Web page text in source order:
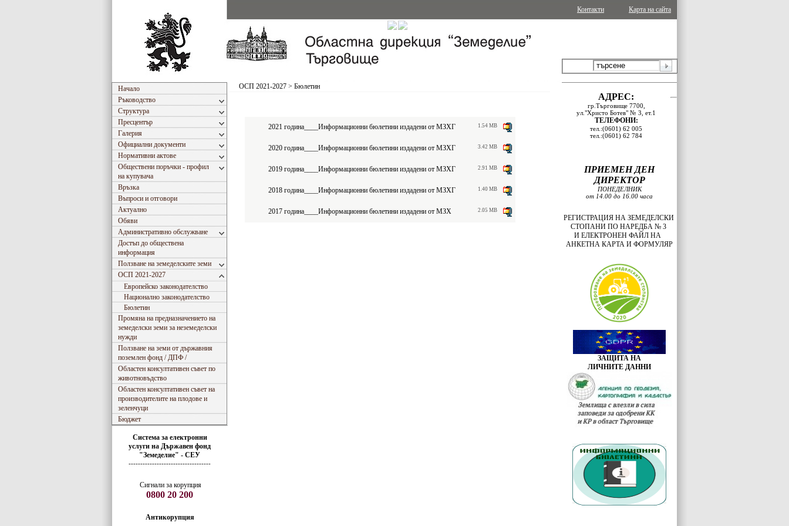
Карта на сайта
Контакти
Начало
Ръководство
Структура
Пресцентър
Галерия
Официални документи
Нормативни актове
Обществени поръчки - профил
на купувача
Връзка
Въпроси и отговори
Актуално
Обяви
Административно обслужване
Достъп до обществена
информация
Ползване на земеделските земи
ОСП 2021-2027
Европейско законодателство
Национално законодателство
Бюлетин
Промяна на предназначението на
земеделски земи за неземеделски
нужди
Ползване на земи от държавния
поземлен фонд / ДПФ /
Областен консултативен съвет по
животновъдство
Областен консултативен съвет на
производителите на плодове и
зеленчуци
Бюджет
Система за електронни
услуги на Държавен фонд
"Земеделие" - СЕУ
-----------------------------------
Сигнали за корупция
0800 20 200
Антикорупция
ОСП 2021-2027 > Бюлетин
2021 година____Информационни бюлетини издадени от МЗХГ 1.54 MB
2020 година____Информационни бюлетини издадени от МЗХГ 3.42 MB
2019 година____Информационни бюлетини издадени от МЗХГ 2.91 MB
2018 година____Информационни бюлетини издадени от МЗХГ 1.40 MB
2017 година____Информационни бюлетини издадени от МЗХ 2.05 MB
АДРЕС:
гр.Търговище 7700,
ул."Христо Ботев" № 3, ет.1
ТЕЛЕФОНИ:
тел.:(0601) 62 005
тел.:(0601) 62 784
ПРИЕМЕН ДЕН
ДИРЕКТОР
ПОНЕДЕЛНИК
от 14.00 до 16.00 часа
РЕГИСТРАЦИЯ НА ЗЕМЕДЕЛСКИ
СТОПАНИ ПО НАРЕДБА № 3
И ЕЛЕКТРОНЕН ФАЙЛ НА
АНКЕТНА КАРТА И ФОРМУЛЯР
ЗАЩИТА НА
ЛИЧНИТЕ ДАННИ